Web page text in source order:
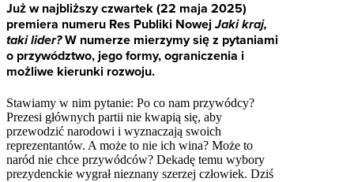
Już w najbliższy czwartek (22 maja 2025)
premiera numeru Res Publiki NowejJaki kraj,
taki lider?W numerze mierzymy się z pytaniami
o przywództwo, jego formy, ograniczenia i
możliwe kierunki rozwoju.
Stawiamy w nim pytanie: Po co nam przywódcy?
Prezesi głównych partii nie kwapią się, aby
przewodzić narodowi i wyznaczają swoich
reprezentantów. A może to nie ich wina? Może to
naród nie chce przywódców? Dekadę temu wybory
prezydenckie wygrał nieznany szerzej człowiek. Dziś